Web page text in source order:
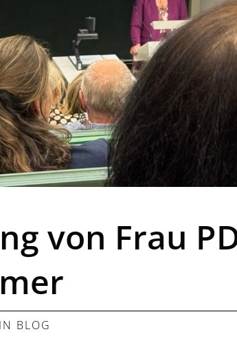
von Frau
BLOG